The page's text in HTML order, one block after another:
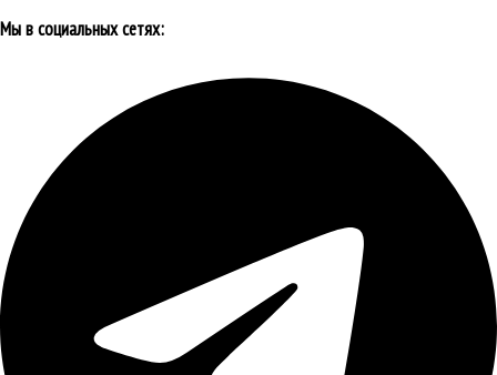
Мы в социальных сетях: